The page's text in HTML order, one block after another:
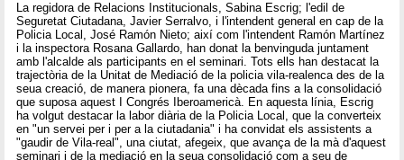
La regidora de Relacions Institucionals, Sabina Escrig; l'edil de
Seguretat Ciutadana, Javier Serralvo, i l'intendent general en cap de la
Policia Local, José Ramón Nieto; així com l'intendent Ramón Martínez
i la inspectora Rosana Gallardo, han donat la benvinguda juntament
amb l'alcalde als participants en el seminari. Tots ells han destacat la
trajectòria de la Unitat de Mediació de la policia vila-realenca des de la
seua creació, de manera pionera, fa una dècada fins a la consolidació
que suposa aquest I Congrés Iberoamericà. En aquesta línia, Escrig
ha volgut destacar la labor diària de la Policia Local, que la converteix
en "un servei per i per a la ciutadania" i ha convidat els assistents a
"gaudir de Vila-real", una ciutat, afegeix, que avança de la mà d'aquest
seminari i de la mediació en la seua consolidació com a seu de